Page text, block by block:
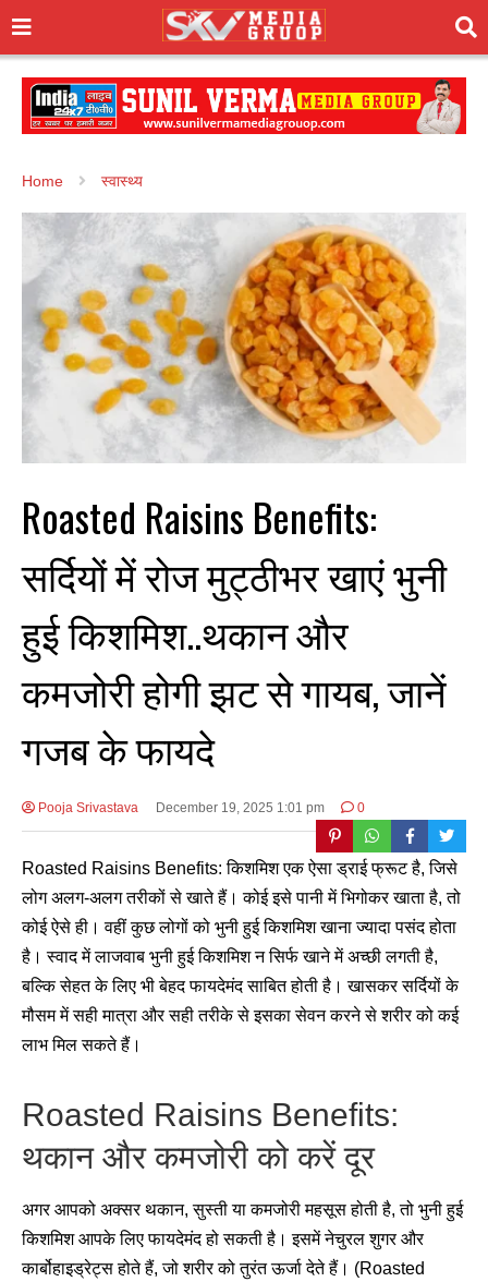
Home स्वास्थ्य
Roasted Raisins Benefits:
सर्दियों में रोज मुट्ठीभर खाएं भुनी
हुई किशमिश..थकान और
कमजोरी होगी झट से गायब, जानें
गजब के फायदे
Pooja Srivastava December 19, 2025 1:01 pm 0
Roasted Raisins Benefits: किशमिश एक ऐसा ड्राई फ्रूट है, जिसे
लोग अलग-अलग तरीकों से खाते हैं। कोई इसे पानी में भिगोकर खाता है, तो
कोई ऐसे ही। वहीं कुछ लोगों को भुनी हुई किशमिश खाना ज्यादा पसंद होता
है। स्वाद में लाजवाब भुनी हुई किशमिश न सिर्फ खाने में अच्छी लगती है,
बल्कि सेहत के लिए भी बेहद फायदेमंद साबित होती है। खासकर सर्दियों के
मौसम में सही मात्रा और सही तरीके से इसका सेवन करने से शरीर को कई
लाभ मिल सकते हैं।
Roasted Raisins Benefits:
थकान और कमजोरी को करें दूर
अगर आपको अक्सर थकान, सुस्ती या कमजोरी महसूस होती है, तो भुनी हुई
किशमिश आपके लिए फायदेमंद हो सकती है। इसमें नेचुरल शुगर और
कार्बोहाइड्रेट्स होते हैं, जो शरीर को तुरंत ऊर्जा देते हैं। (Roasted